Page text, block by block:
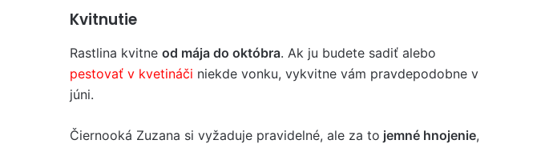
Kvitnutie
Rastlina kvitne od mája do októbra. Ak ju budete sadiť alebo
pestovať v kvetináči niekde vonku, vykvitne vám pravdepodobne v
júni.
Čiernooká Zuzana si vyžaduje pravidelné, ale za to jemné hnojenie,